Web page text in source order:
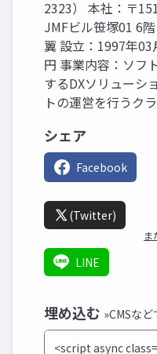
2323） 本社：〒
JMFビル笹塚01 6
翼 設立：1997年
円 事業内容：ソフ
するDXソリューシ
トの運営を行うク
シェア
Facebook
(Twitter)
ま
LINE
埋め込む »CMSな